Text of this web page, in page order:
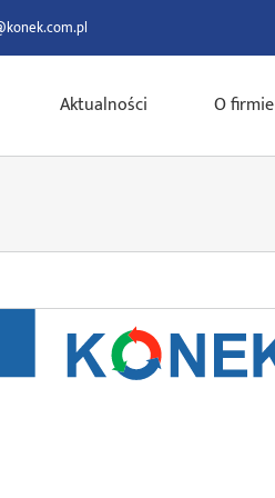
Aktualności O firmie